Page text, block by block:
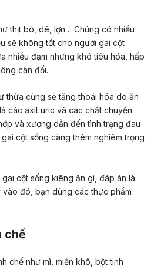
thịt bò, dê, lợn… Chúng có nhiều
sẽ không tốt cho người gai cột
nhiều đạm nhưng khó tiêu hóa, hấp
cân đối.
thừa cũng sẽ tăng thoái hóa do ăn
các axit uric và các chất chuyển
và xương dẫn đến tình trạng đau
cột sống càng thêm nghiêm trọng
cột sống kiêng ăn gì, đáp án là
đó, bạn dùng các thực phẩm
chế
chế như mì, miến khô, bột tinh